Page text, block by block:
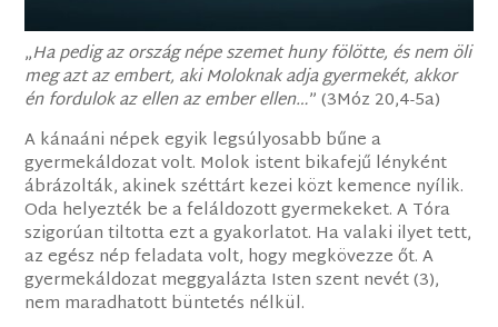
„Ha pedig az ország népe szemet huny fölötte, és nem öli
meg azt az embert, aki Moloknak adja gyermekét, akkor
én fordulok az ellen az ember ellen…” (3Móz 20,4-5a)
A kánaáni népek egyik legsúlyosabb bűne a
gyermekáldozat volt. Molok istent bikafejű lényként
ábrázolták, akinek széttárt kezei közt kemence nyílik.
Oda helyezték be a feláldozott gyermekeket. A Tóra
szigorúan tiltotta ezt a gyakorlatot. Ha valaki ilyet tett,
az egész nép feladata volt, hogy megkövezze őt. A
gyermekáldozat meggyalázta Isten szent nevét (3),
nem maradhatott büntetés nélkül.